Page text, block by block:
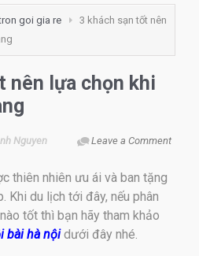
goi gia re
3 khách sạn tốt nên
nên lựa chọn khi
Leave a Comment
Nguyen
thiên nhiên ưu ái và ban tặng
Khi du lịch tới đây, nếu phân
tốt thì bạn hãy tham khảo
bài hà nộidưới đây nhé.